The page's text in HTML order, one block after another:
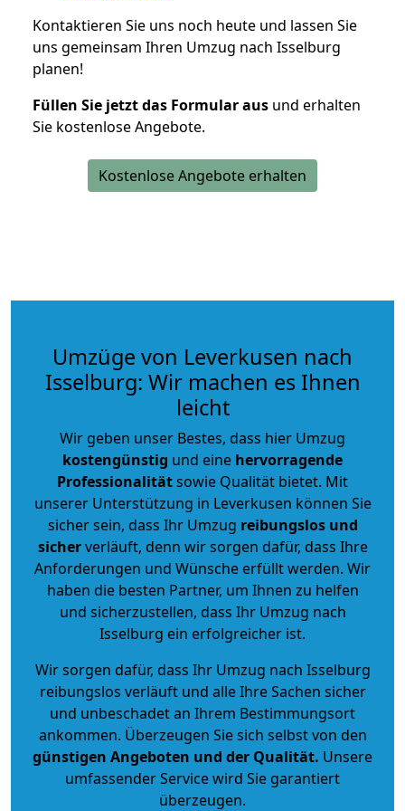
Kontaktieren Sie uns noch heute und lassen Sie
uns gemeinsam Ihren Umzug nach Isselburg
planen!
Füllen Sie jetzt das Formular aus und erhalten
Sie kostenlose Angebote.
Kostenlose Angebote erhalten
Umzüge von Leverkusen nach
Isselburg: Wir machen es Ihnen
leicht
Wir geben unser Bestes, dass hier Umzug
kostengünstig und eine hervorragende
Professionalitätsowie Qualität bietet. Mit
unserer Unterstützung in Leverkusen können Sie
sicher sein, dass Ihr Umzug reibungslos und
sicherverläuft, denn wir sorgen dafür, dass Ihre
Anforderungen und Wünsche erfüllt werden. Wir
haben die besten Partner, um Ihnen zu helfen
und sicherzustellen, dass Ihr Umzug nach
Isselburg ein erfolgreicher ist.
Wir sorgen dafür, dass Ihr Umzug nach Isselburg
reibungslos verläuft und alle Ihre Sachen sicher
und unbeschadet an Ihrem Bestimmungsort
ankommen. Überzeugen Sie sich selbst von den
günstigen Angeboten und der Qualität. Unsere
umfassender Service wird Sie garantiert
überzeugen.